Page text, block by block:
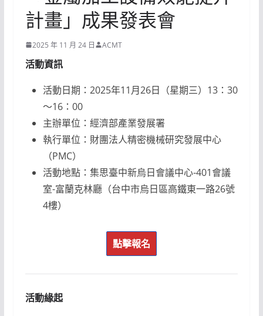
計畫」成果發表會
2025 年 11 月 24 日 ACMT
活動資訊
活動日期：2025年11月26日（星期三）13：30
～16：00
主辦單位：經濟部產業發展署
執行單位：財團法人精密機械研究發展中心
（PMC）
活動地點：集思臺中新烏日會議中心-401會議
室-富蘭克林廳（台中市烏日區高鐵東一路26號
4樓）
點擊報名
活動緣起